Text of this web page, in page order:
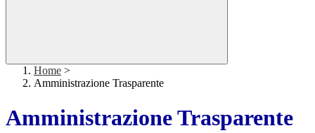
Home >
Amministrazione Trasparente
Amministrazione Trasparente